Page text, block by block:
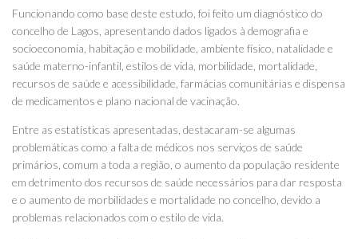
Funcionando como base deste estudo, foi feito um diagnóstico do
concelho de Lagos, apresentando dados ligados à demografia e
socioeconomia, habitação e mobilidade, ambiente físico, natalidade e
saúde materno-infantil, estilos de vida, morbilidade, mortalidade,
recursos de saúde e acessibilidade, farmácias comunitárias e dispensa
de medicamentos e plano nacional de vacinação.
Entre as estatísticas apresentadas, destacaram-se algumas
problemáticas como a falta de médicos nos serviços de saúde
primários, comum a toda a região, o aumento da população residente
em detrimento dos recursos de saúde necessários para dar resposta
e o aumento de morbilidades e mortalidade no concelho, devido a
problemas relacionados com o estilo de vida.